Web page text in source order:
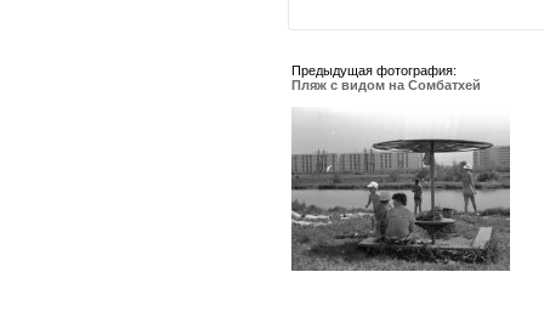
Предыдущая фотография:
Пляж с видом на Сомбатхей